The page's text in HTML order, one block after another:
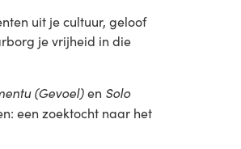
uit je cultuur, geloof
je vrijheid in die
(Gevoel)en Solo
een zoektocht naar het